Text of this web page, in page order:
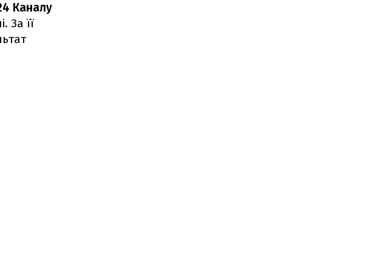
Каналу
За її